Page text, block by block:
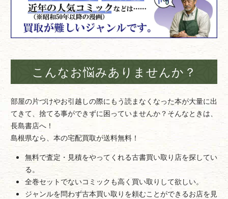
こんなお悩みありませんか？
部屋の片づけやお引越しの際にもう読まなくなった本が大量に出
てきて、捨てる事ができずに困っていませんか？そんなときは、
長島書店へ！
島根県なら、本の宅配買取が送料無料！
無料で査定・見積をやってくれる古書買い取り店を探してい
る。
全巻セットでないコミックも高く買い取りして欲しい。
ジャンルを問わず古本買い取りを頼むことができるお店を見